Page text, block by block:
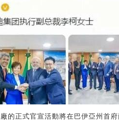
正式官宣活動將在巴伊亞州首